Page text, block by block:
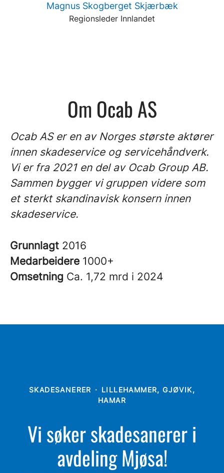
Magnus Skogberget Skjærbæk
Regionsleder Innlandet
Om Ocab AS
Ocab AS er en av Norges største aktører
innen skadeservice og servicehåndverk.
Vi er fra 2021 en del av Ocab Group AB.
Sammen bygger vi gruppen videre som
et sterkt skandinavisk konsern innen
skadeservice.
Grunnlagt 2016
Medarbeidere 1000+
Omsetning Ca. 1,72 mrd i 2024
SKADESANERER · LILLEHAMMER, GJØVIK,
HAMAR
Vi søker skadesanerer i
avdeling Mjøsa!